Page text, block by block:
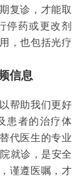
复诊，才能取
停药或更改剂
，也包括光疗
信息
帮助我们更好
患者的治疗体
代医生的专业
就诊，是安全
谨遵医嘱，才